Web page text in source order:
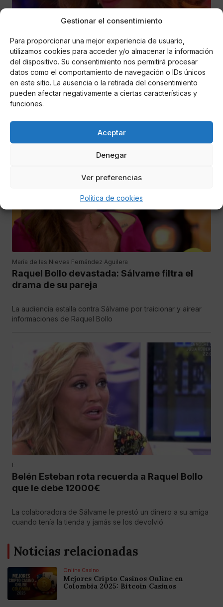
Gestionar el consentimiento
Para proporcionar una mejor experiencia de usuario,
utilizamos cookies para acceder y/o almacenar la información
del dispositivo. Su consentimiento nos permitirá procesar
datos como el comportamiento de navegación o IDs únicos
en este sitio. La ausencia o la retirada del consentimiento
pueden afectar negativamente a ciertas características y
funciones.
Aceptar
Denegar
Ver preferencias
Política de cookies
María de las Nieves Fernández Aguilera
Raquel Bollo despedida de Sálvame: filtran
el drama de su novio
Paolo Vasile veta a Raquel Bollo tras la información de
María de las Nieves Fernández Aguilera
Raquel Bollo devastada: Sálvame filtra el
drama de su pareja
La audiencia estalla contra Sálvame por traicionar y airear
informaciones de Raquel Bollo
E
Belén Esteban rota recuerda a Raquel Bollo
que le debe 12000€
La colaboradora de Sálvame le prestó un dinero a su amiga
cuando tenía la tienda y jamás se los devolvió
Noticias relacionadas
Online Casino
Mejores Cripto Casinos Online en
Colombia 2025: Bitcoin Casinos